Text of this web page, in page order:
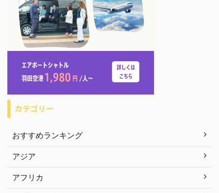
カテゴリー
おすすめランキング
アジア
アフリカ